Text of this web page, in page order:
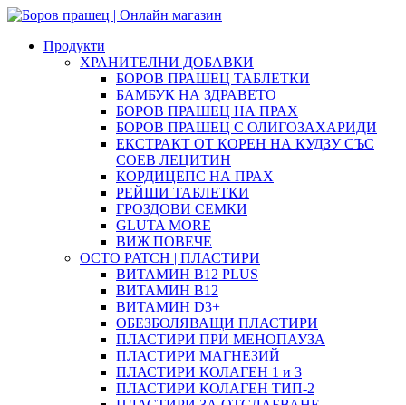
Продукти
ХРАНИТЕЛНИ ДОБАВКИ
БОРОВ ПРАШЕЦ ТАБЛЕТКИ
БАМБУК НА ЗДРАВЕТО
БОРОВ ПРАШЕЦ НА ПРАХ
БОРОВ ПРАШЕЦ С ОЛИГОЗАХАРИДИ
ЕКСТРАКТ ОТ КОРЕН НА КУДЗУ СЪС
СОЕВ ЛЕЦИТИН
КОРДИЦЕПС НА ПРАХ
РЕЙШИ ТАБЛЕТКИ
ГРОЗДОВИ СЕМКИ
GLUTA MORE
ВИЖ ПОВЕЧЕ
OCTO PATCH | ПЛАСТИРИ
ВИТАМИН B12 PLUS
ВИТАМИН B12
ВИТАМИН D3+
ОБЕЗБОЛЯВАЩИ ПЛАСТИРИ
ПЛАСТИРИ ПРИ МЕНОПАУЗА
ПЛАСТИРИ МАГНЕЗИЙ
ПЛАСТИРИ КОЛАГЕН 1 и 3
ПЛАСТИРИ КОЛАГЕН ТИП-2